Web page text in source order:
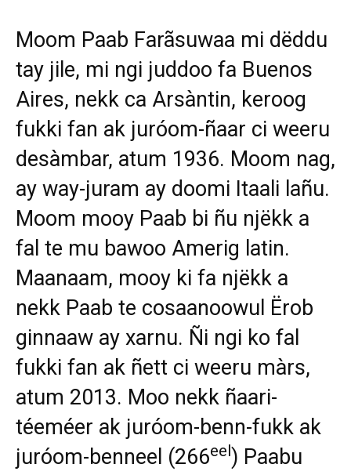
Moom Paab Farãsuwaa mi dëddu
tay jile, mi ngi juddoo fa Buenos
Aires, nekk ca Arsàntin, keroog
fukki fan ak juróom-ñaar ci weeru
desàmbar, atum 1936. Moom nag,
ay way-juram ay doomi Itaali lañu.
Moom mooy Paab bi ñu njëkk a
fal te mu bawoo Amerig latin.
Maanaam, mooy ki fa njëkk a
nekk Paab te cosaanoowul Ërob
ginnaaw ay xarnu. Ñi ngi ko fal
fukki fan ak ñett ci weeru màrs,
atum 2013. Moo nekk ñaari-
téeméer ak juróom-benn-fukk ak
juróom-benneel (266eel) Paabu